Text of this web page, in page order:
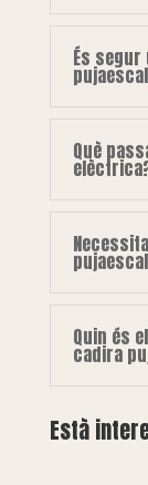
És
Què
Quin és
cadira
Està